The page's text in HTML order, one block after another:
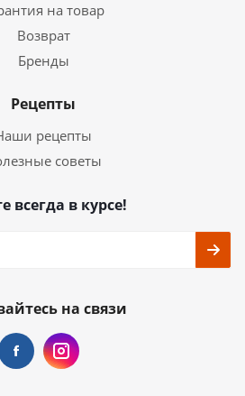
на товар
Возврат
Бренды
Рецепты
рецепты
советы
всегда в курсе!
на связи